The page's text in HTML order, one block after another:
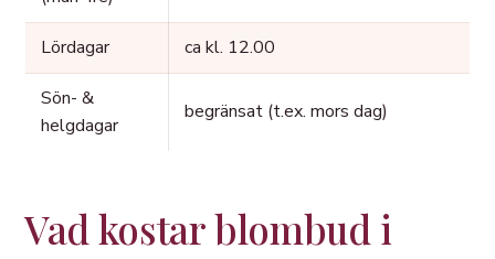
Lördagar ca kl. 12.00
Sön- &
helgdagar
begränsat (t.ex. mors dag)
Vad kostar blombud i